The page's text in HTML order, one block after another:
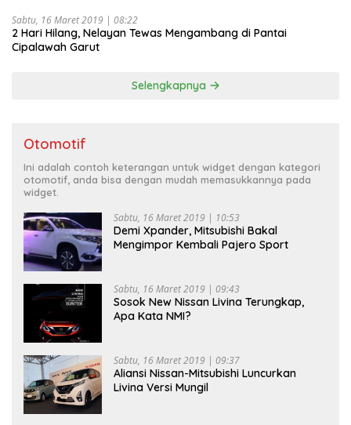
Sabtu, 16 Maret 2019 | 08:22
2 Hari Hilang, Nelayan Tewas Mengambang di Pantai
Cipalawah Garut
Selengkapnya
Otomotif
Ini adalah contoh keterangan untuk widget dengan kategori
otomotif, anda bisa dengan mudah memasukkannya pada
widget.
Sabtu, 16 Maret 2019 | 10:53
Demi Xpander, Mitsubishi Bakal
Mengimpor Kembali Pajero Sport
Sabtu, 16 Maret 2019 | 09:43
Sosok New Nissan Livina Terungkap,
Apa Kata NMI?
Sabtu, 16 Maret 2019 | 09:37
Aliansi Nissan-Mitsubishi Luncurkan
Livina Versi Mungil